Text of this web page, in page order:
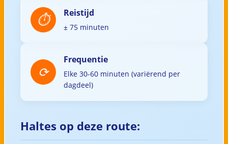
Reistijd
± 75 minuten
Frequentie
Elke 30-60 minuten (variërend per
dagdeel)
Haltes op deze route: